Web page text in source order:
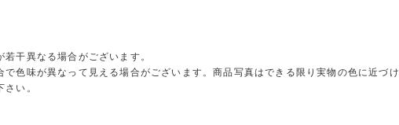
干異なる場合がございます。
色味が異なって見える場合がございます。商品写真はできる限り実物の色に近づ
い。